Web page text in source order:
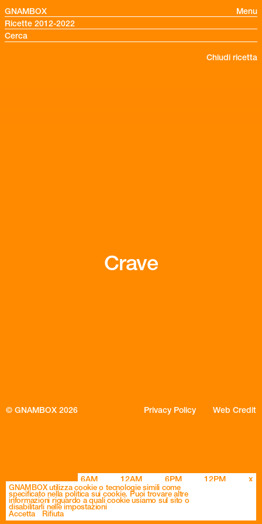
GNAMBOX
Menu
Ricette 2012-2022
Chiudi ricetta
Crave
© GNAMBOX 2026 Privacy Policy Web Credit
6AM 12AM 6PM 12PM x
GNAMBOX utilizza cookie o tecnologie simili come
specificato nella politica sui cookie. Puoi trovare altre
informazioni riguardo a quali cookie usiamo sul sito o
disabilitarli nelle impostazioni
Accetta Rifiuta